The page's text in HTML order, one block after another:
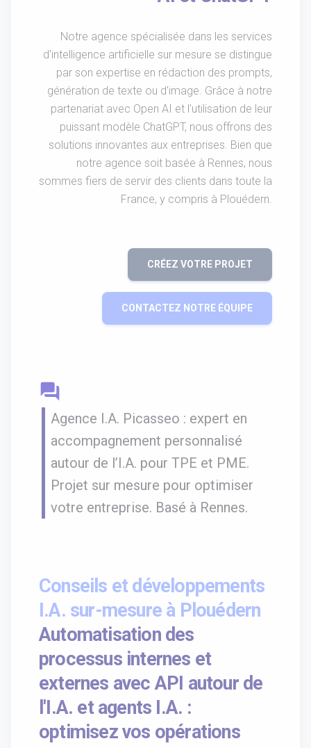
Notre agence spécialisée dans les services
d'intelligence artificielle sur mesure se distingue
par son expertise en rédaction des prompts,
génération de texte ou d'image. Grâce à notre
partenariat avec Open AI et l'utilisation de leur
puissant modèle ChatGPT, nous offrons des
solutions innovantes aux entreprises. Bien que
notre agence soit basée à Rennes, nous
sommes fiers de servir des clients dans toute la
France, y compris à Plouédern.
CRÉEZ VOTRE PROJET
CONTACTEZ NOTRE ÉQUIPE
question_answer
Agence I.A. Picasseo : expert en
accompagnement personnalisé
autour de l’I.A. pour TPE et PME.
Projet sur mesure pour optimiser
votre entreprise. Basé à Rennes.
Conseils et développements
I.A. sur-mesure à Plouédern
Automatisation des
processus internes et
externes avec API autour de
l'I.A. et agents I.A. :
optimisez vos opérations